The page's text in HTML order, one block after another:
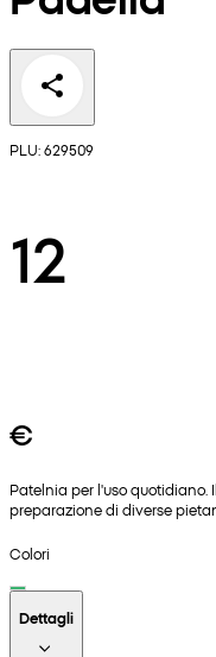
PLU: 629509
12
€
Patelnia per l'uso
preparazione di diverse
Colori
Dettagli